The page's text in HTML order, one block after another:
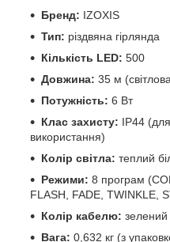
Бренд: IZOXIS
Тип: різдвяна гірлянда
Кількість LED: 500
Довжина: 35 м
Потужність: 6 Вт
Клас захисту: IP44
використання)
Колір світла: теплий
Режими: 8 програм
FLASH, FADE, TWINKLE,
Колір кабелю: зелений
Вага: 0,632 кг (з